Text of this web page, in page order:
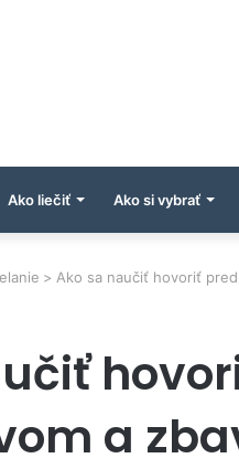
Ako liečiť Ako si vybrať
> Ako sa naučiť hovoriť
a